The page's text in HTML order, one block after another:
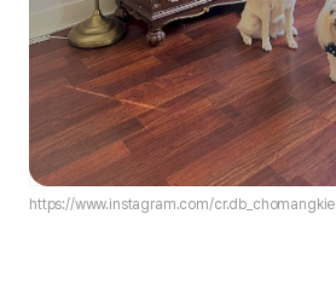
https://www.instagram.com/cr.db_chomangkie